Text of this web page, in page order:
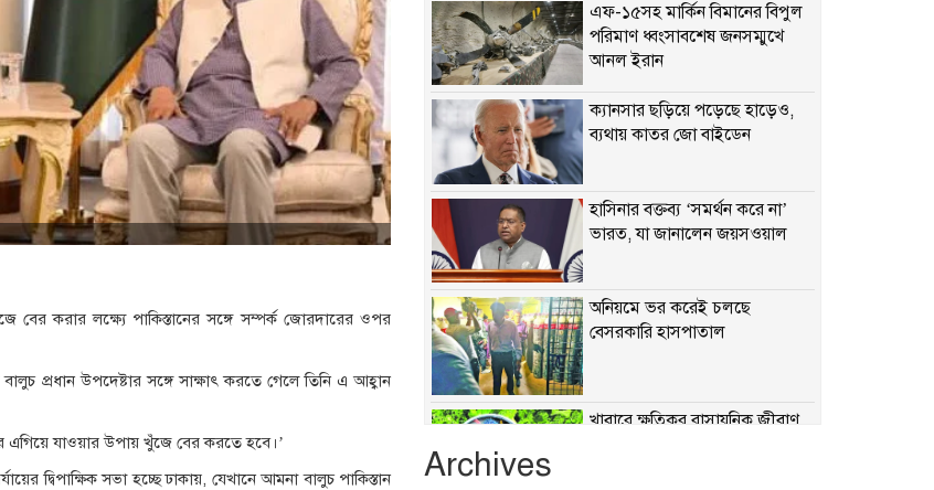
বের করার লক্ষ্যে পাকিস্তানের সঙ্গে সম্পর্ক জোরদারের ওপর
প্রধান উপদেষ্টার সঙ্গে সাক্ষাৎ করতে গেলে তিনি এ আহ্বান
এগিয়ে যাওয়ার উপায় খুঁজে বের করতে হবে।’
দ্বিপাক্ষিক সভা হচ্ছে ঢাকায়, যেখানে আমনা বালুচ পাকিস্তান
এফ-১৫সহ মার্কিন বিমানের বিপুল
পরিমাণ ধ্বংসাবশেষ জনসম্মুখে
আনল ইরান
ক্যানসার ছড়িয়ে পড়েছে হাড়েও,
ব্যথায় কাতর জো বাইডেন
হাসিনার বক্তব্য ‘সমর্থন করে না’
ভারত, যা জানালেন জয়সওয়াল
অনিয়মে ভর করেই চলছে
বেসরকারি হাসপাতাল
খাবারে ক্ষতিকর রাসায়নিক জীবাণু
Archives